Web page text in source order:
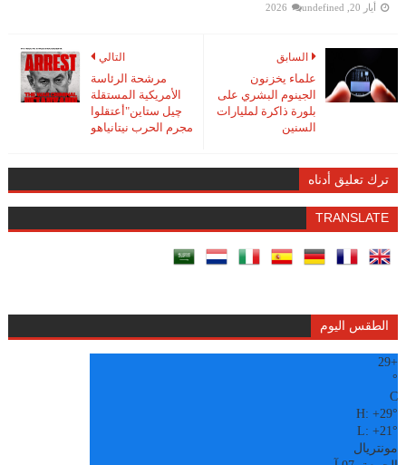
أيار 20, 2026 undefined
التالي
مرشحة الرئاسة
الأمريكية المستقلة
چيل ستاين"أعتقلوا
مجرم الحرب نيتانياهو
السابق
علماء يخزنون
الجينوم البشري على
بلورة ذاكرة لمليارات
السنين
ترك تعليق أدناه
TRANSLATE
الطقس اليوم
+
29
°
C
H:+29°
L:+21°
مونتريال